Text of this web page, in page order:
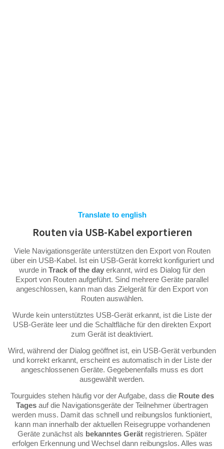
Translate to english
Routen via USB-Kabel exportieren
Viele Navigationsgeräte unterstützen den Export von Routen
über ein USB-Kabel. Ist ein USB-Gerät korrekt konfiguriert und
wurde in Track of the day erkannt, wird es Dialog für den
Export von Routen aufgeführt. Sind mehrere Geräte parallel
angeschlossen, kann man das Zielgerät für den Export von
Routen auswählen.
Wurde kein unterstütztes USB-Gerät erkannt, ist die Liste der
USB-Geräte leer und die Schaltfläche für den direkten Export
zum Gerät ist deaktiviert.
Wird, während der Dialog geöffnet ist, ein USB-Gerät verbunden
und korrekt erkannt, erscheint es automatisch in der Liste der
angeschlossenen Geräte. Gegebenenfalls muss es dort
ausgewählt werden.
Tourguides stehen häufig vor der Aufgabe, dass die Route des
Tages auf die Navigationsgeräte der Teilnehmer übertragen
werden muss. Damit das schnell und reibungslos funktioniert,
kann man innerhalb der aktuellen Reisegruppe vorhandenen
Geräte zunächst als bekanntes Gerätregistrieren. Später
erfolgen Erkennung und Wechsel dann reibungslos. Alles was